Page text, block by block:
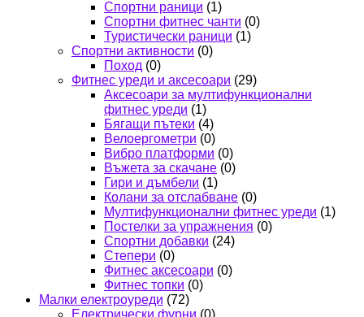
Спортни раници (1)
Спортни фитнес чанти (0)
Туристически раници (1)
Спортни активности (0)
Поход (0)
Фитнес уреди и аксесоари (29)
Аксесоари за мултифункционални
фитнес уреди (1)
Бягащи пътеки (4)
Велоергометри (0)
Вибро платформи (0)
Въжета за скачане (0)
Гири и дъмбели (1)
Колани за отслабване (0)
Мултифункционални фитнес уреди (1)
Постелки за упражнения (0)
Спортни добавки (24)
Степери (0)
Фитнес аксесоари (0)
Фитнес топки (0)
Малки електроуреди (72)
Електрически фурни (0)